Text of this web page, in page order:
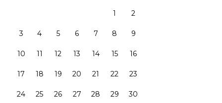
1 2
3 4 5 6 7 8 9
10 11 12 13 14 15 16
17 18 19 20 21 22 23
24 25 26 27 28 29 30